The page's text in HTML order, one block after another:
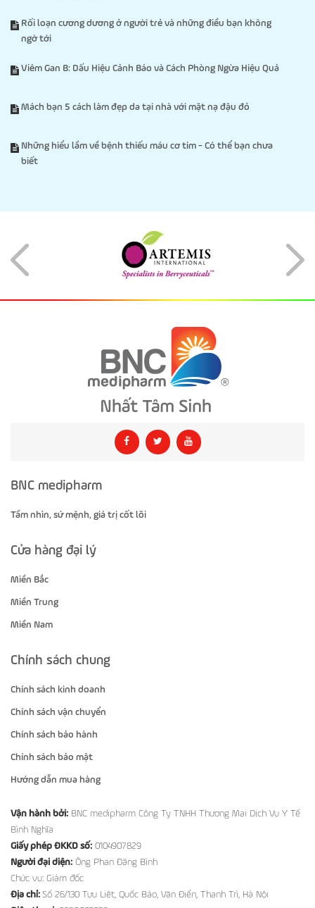
Rối loạn cương dương ở người trẻ và những điều bạn không
ngờ tới
Viêm Gan B: Dấu Hiệu Cảnh Báo và Cách Phòng Ngừa Hiệu Quả
Mách bạn 5 cách làm đẹp da tại nhà với mặt nạ đậu đỏ
Những hiểu lầm về bệnh thiếu máu cơ tim - Có thể bạn chưa
biết
BNC medipharm
Tầm nhìn, sứ mệnh, giá trị cốt lõi
Cửa hàng đại lý
Miền Bắc
Miền Trung
Miền Nam
Chính sách chung
Chính sách kinh doanh
Chính sách vận chuyển
Chính sách bảo hành
Chính sách bảo mật
Hướng dẫn mua hàng
Vận hành bởi: BNC medipharm Công Ty TNHH Thương Mại Dịch Vụ Y Tế
Bình Nghĩa
Giấy phép ĐKKD số: 0104907829
Người đại diện: Ông Phan Đăng Bình
Chức vụ: Giám đốc
Địa chỉ: Số 26/130 Tựu Liệt, Quốc Bảo, Văn Điển, Thanh Trì, Hà Nội